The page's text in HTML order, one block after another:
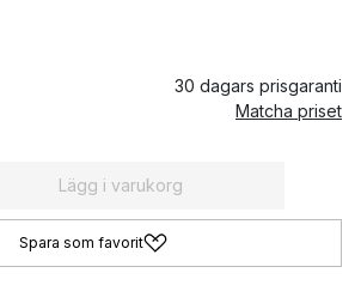
30 dagars prisgaranti
Matcha priset
Lägg i varukorg
Spara som favorit